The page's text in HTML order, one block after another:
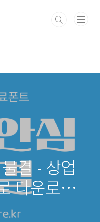
결 - 상업
다운로드